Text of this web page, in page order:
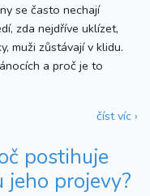
se často nechají
zda nejdříve uklízet,
muži zůstávají v klidu.
a proč je to
číst víc ›
postihuje
jeho projevy?